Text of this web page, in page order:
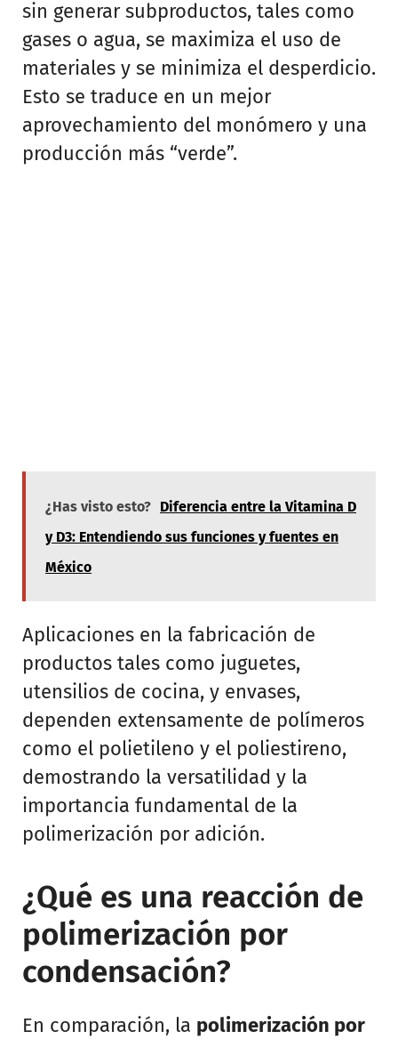
sin generar subproductos, tales como
gases o agua, se maximiza el uso de
materiales y se minimiza el desperdicio.
Esto se traduce en un mejor
aprovechamiento del monómero y una
producción más “verde”.
¿Has visto esto? Diferencia entre la Vitamina D
y D3: Entendiendo sus funciones y fuentes en
México
Aplicaciones en la fabricación de
productos tales como juguetes,
utensilios de cocina, y envases,
dependen extensamente de polímeros
como el polietileno y el poliestireno,
demostrando la versatilidad y la
importancia fundamental de la
polimerización por adición.
¿Qué es una reacción de
polimerización por
condensación?
En comparación, la polimerización por